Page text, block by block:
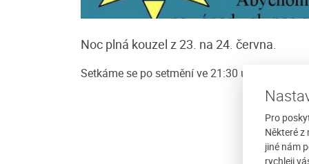
Pro
Některé
jiné nám
rychleji
Noc plná kouzel z 23. na 24. června.
Setkáme se po setmění ve 21:30 u Kohoutího
v nadmořské
Penzion Ekosport
prostředí těsně u hranic šumavského
Strakonice - Vacov -...